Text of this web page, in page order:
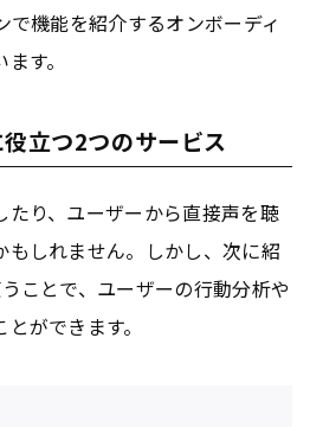
で機能を紹介するオンボーディ
す。
立つ2つのサービス
たり、ユーザーから直接声を聴
もしれません。しかし、次に紹
ことで、ユーザーの行動分析や
ができます。